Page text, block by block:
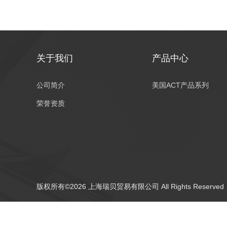
关于我们
公司简介
荣誉资质
产品中心
美国ACT产品系列
版权所有©2026 上海瑞贝贸易有限公司 All Rights